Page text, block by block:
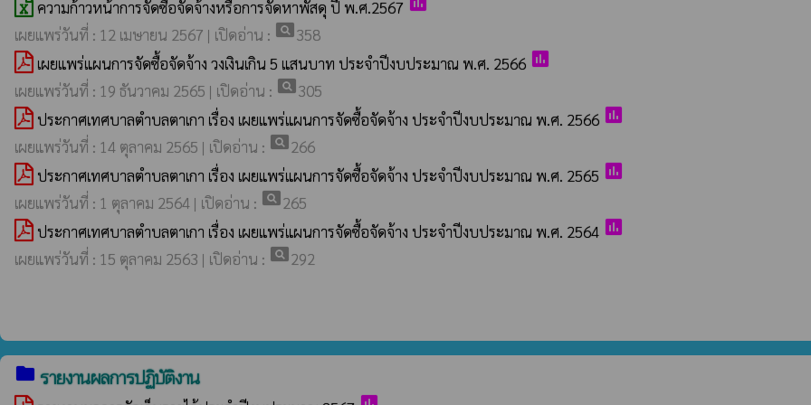
ความก้าวหน้าการจัดซื้อจัดจ้างหรือการจัดหาพัสดุ ปี พ.ศ.2567
เผยแพร่วันที่ : 12 เมษายน 2567 | เปิดอ่าน : pageview358
เผยแพร่แผนการจัดซื้อจัดจ้าง วงเงินเกิน 5 แสนบาท ประจำปีงบประมาณ พ.ศ. 2566 poll
เผยแพร่วันที่ : 19 ธันวาคม 2565 | เปิดอ่าน : pageview305
ประกาศเทศบาลตำบลตาเกา เรื่อง เผยแพร่แผนการจัดซื้อจัดจ้าง ประจำปีงบประมาณ พ.ศ. 2566 poll
เผยแพร่วันที่ : 14 ตุลาคม 2565 | เปิดอ่าน : pageview266
ประกาศเทศบาลตำบลตาเกา เรื่อง เผยแพร่แผนการจัดซื้อจัดจ้าง ประจำปีงบประมาณ พ.ศ. 2565 poll
เผยแพร่วันที่ : 1 ตุลาคม 2564 | เปิดอ่าน : pageview265
ประกาศเทศบาลตำบลตาเกา เรื่อง เผยแพร่แผนการจัดซื้อจัดจ้าง ประจำปีงบประมาณ พ.ศ. 2564 poll
เผยแพร่วันที่ : 15 ตุลาคม 2563 | เปิดอ่าน : pageview292
folder รายงานผลการปฏิบัติงาน